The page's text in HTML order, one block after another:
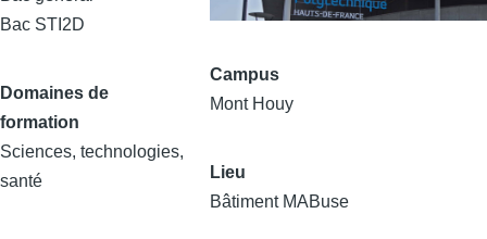
Bac STI2D
Domaines de
formation
Sciences, technologies,
santé
Campus
Mont Houy
Lieu
Bâtiment MABuse